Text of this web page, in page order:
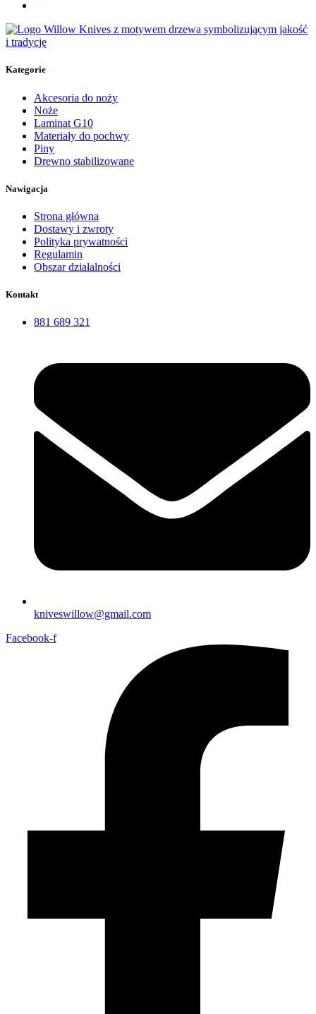
Kategorie
Akcesoria do noży
Noże
Laminat G10
Materiały do pochwy
Piny
Drewno stabilizowane
Nawigacja
Strona główna
Dostawy i zwroty
Polityka prywatności
Regulamin
Obszar działalności
Kontakt
881 689 321
kniveswillow@gmail.com
Facebook-f